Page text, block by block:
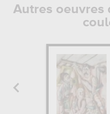
Autres oeuvres